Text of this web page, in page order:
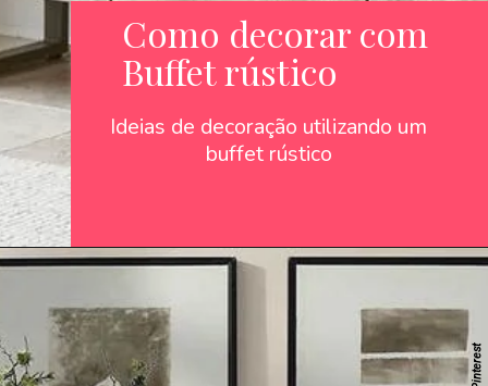
Como decorar com
Buffet rústico
Ideias de decoração utilizando um
buffet rústico